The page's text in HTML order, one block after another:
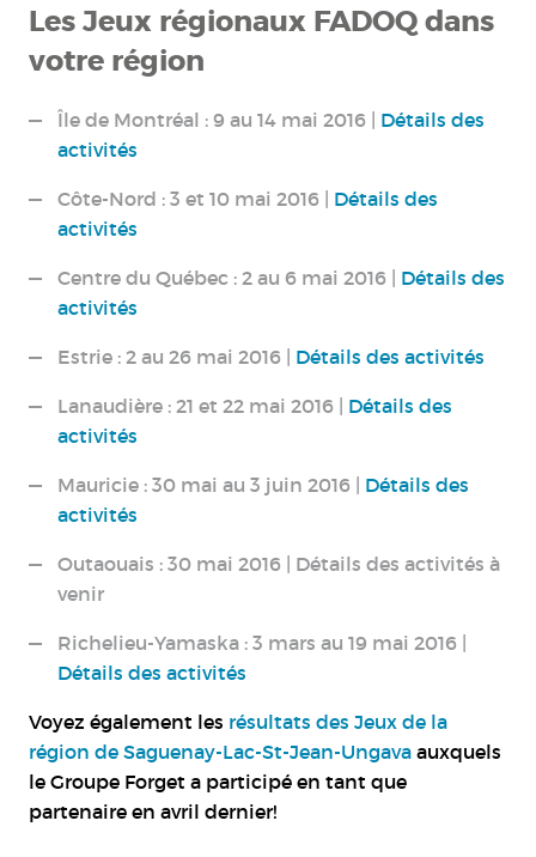
Les Jeux régionaux FADOQ dans
votre région
Île de Montréal : 9 au 14 mai 2016 | Détails des
activités
Côte-Nord : 3 et 10 mai 2016 | Détails des
activités
Centre du Québec : 2 au 6 mai 2016 | Détails des
activités
Estrie : 2 au 26 mai 2016 | Détails des activités
Lanaudière : 21 et 22 mai 2016 | Détails des
activités
Mauricie : 30 mai au 3 juin 2016 | Détails des
activités
Outaouais : 30 mai 2016 | Détails des activités à
venir
Richelieu-Yamaska : 3 mars au 19 mai 2016 |
Détails des activités
Voyez également les résultats des Jeux de la
région de Saguenay-Lac-St-Jean-Ungavaauxquels
le Groupe Forget a participé en tant que
partenaire en avril dernier!